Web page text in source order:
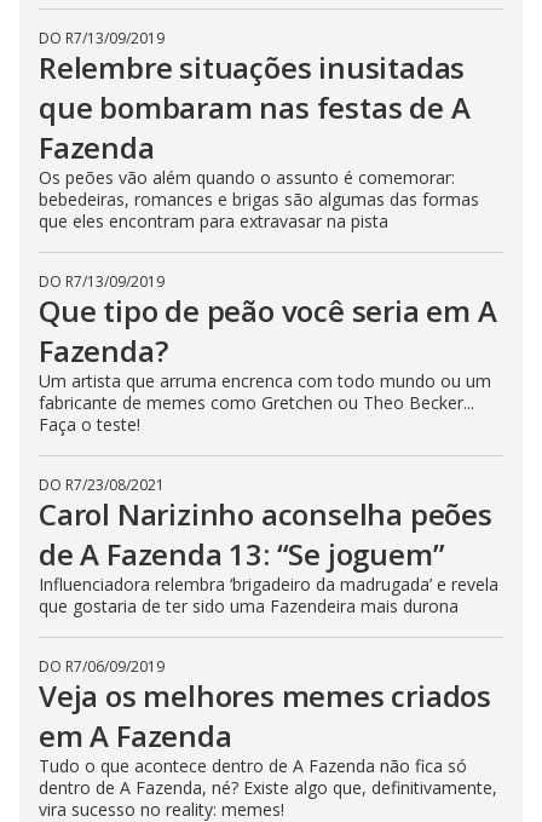
DO R7/13/09/2019
Relembre situações inusitadas
que bombaram nas festas de A
Fazenda
Os peões vão além quando o assunto é comemorar:
bebedeiras, romances e brigas são algumas das formas
que eles encontram para extravasar na pista
DO R7/13/09/2019
Que tipo de peão você seria em A
Fazenda?
Um artista que arruma encrenca com todo mundo ou um
fabricante de memes como Gretchen ou Theo Becker...
Faça o teste!
DO R7/23/08/2021
Carol Narizinho aconselha peões
de A Fazenda 13: “Se joguem”
Influenciadora relembra ‘brigadeiro da madrugada’ e revela
que gostaria de ter sido uma Fazendeira mais durona
DO R7/06/09/2019
Veja os melhores memes criados
em A Fazenda
Tudo o que acontece dentro de A Fazenda não fica só
dentro de A Fazenda, né? Existe algo que, definitivamente,
vira sucesso no reality: memes!